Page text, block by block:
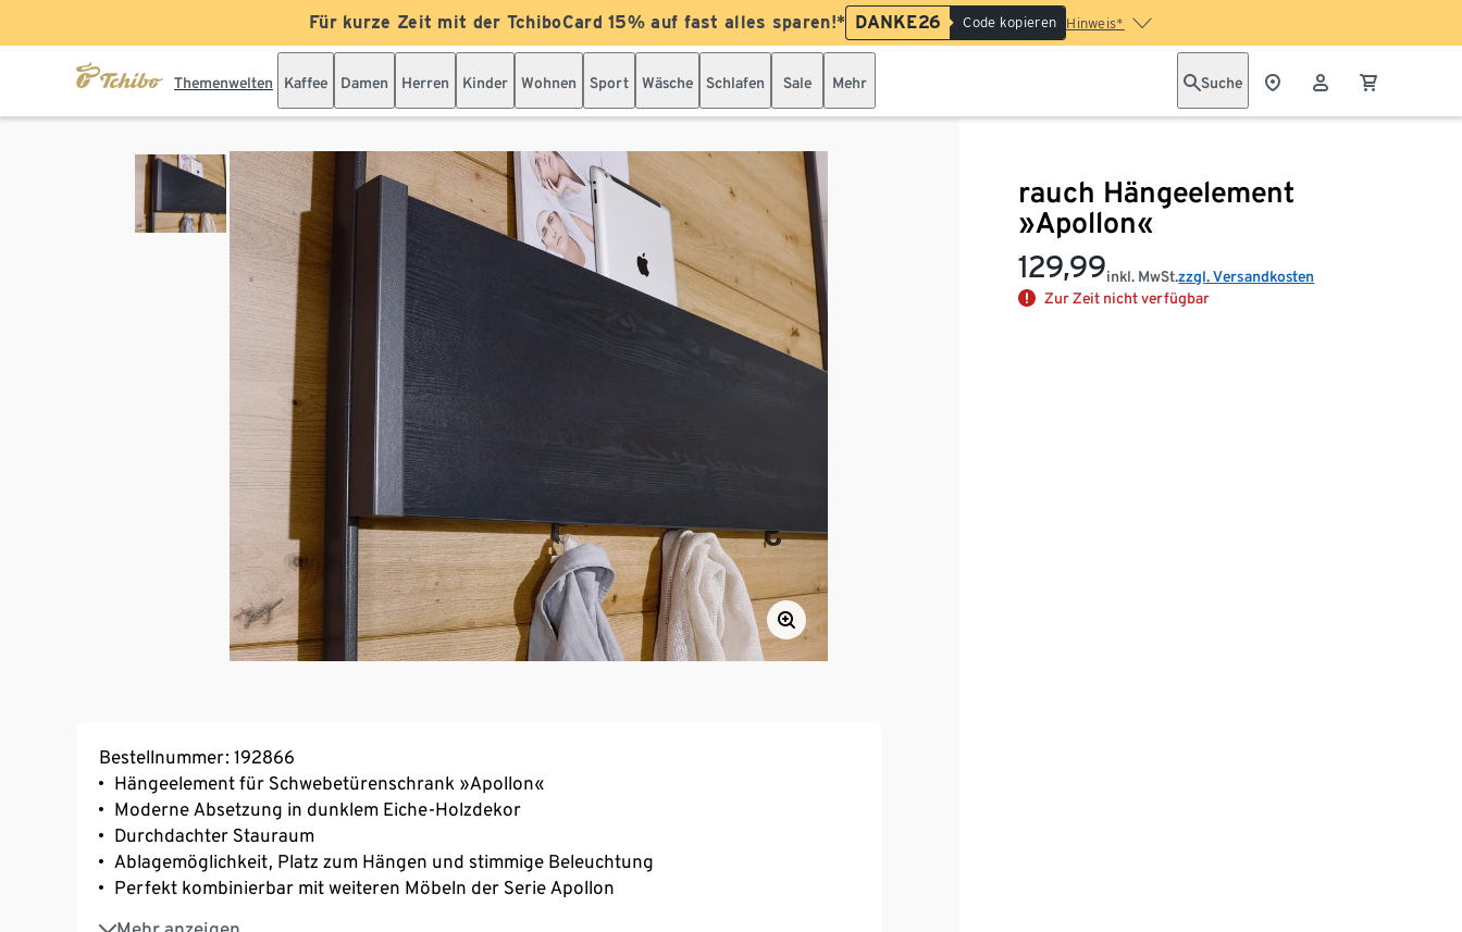
Für kurze Zeit mit der TchiboCard 15% auf fast alles sparen!* DANKE26 Code kopieren Hinweis*
Themenwelten Kaffee Damen Herren Kinder Wohnen Sport Wäsche Schlafen Sale Mehr Suche
rauch Hängeelement
»Apollon«
129,99inkl. MwSt.zzgl. Versandkosten
Zur Zeit nicht verfügbar
Bestellnummer: 192866
Hängeelement für Schwebetürenschrank »Apollon«
Moderne Absetzung in dunklem Eiche-Holzdekor
Durchdachter Stauraum
Ablagemöglichkeit, Platz zum Hängen und stimmige Beleuchtung
Perfekt kombinierbar mit weiteren Möbeln der Serie Apollon
Nachhaltig gefertigt